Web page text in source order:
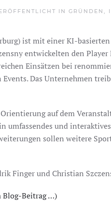
IN GRÜNDEN
ist mit einer KI-
entwickelten den
Einsätzen bei
Das Unternehmen
auf dem
und
sollen weitere
Finger und Christian
Blog-Beitrag …)